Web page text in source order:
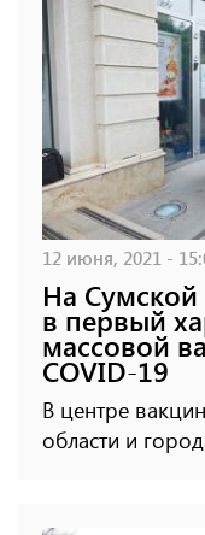
12 июня, 2021 -
На Сумской
в первый
массовой
COVID-19
В центре
области и